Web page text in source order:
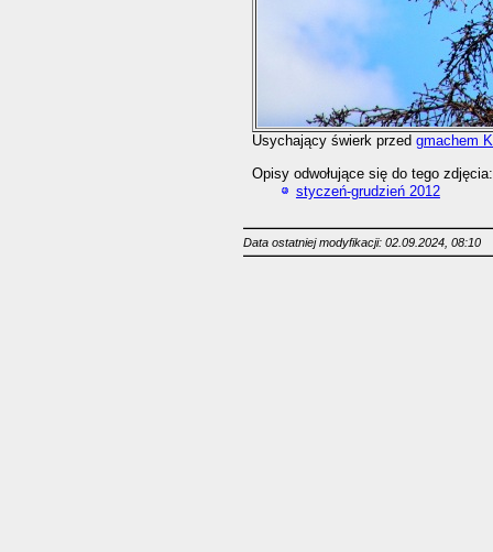
Usychający świerk przed gmachem
Opisy odwołujące się do tego zdjęcia:
styczeń-grudzień 2012
Data ostatniej modyfikacji: 02.09.2024, 08:10